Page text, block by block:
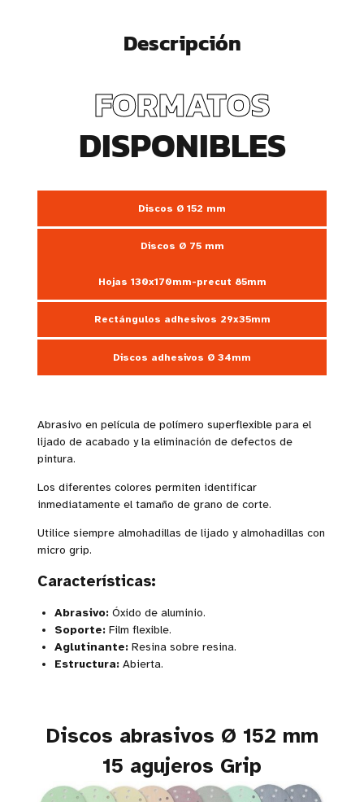
Descripción
FORMATOS
DISPONIBLES
Discos Ø 152 mm
Discos Ø 75 mm
Hojas 130x170mm-precut 85mm
Rectángulos adhesivos 29x35mm
Discos adhesivos Ø 34mm
Abrasivo en película de polímero superflexible para el
lijado de acabado y la eliminación de defectos de
pintura.
Los diferentes colores permiten identificar
inmediatamente el tamaño de grano de corte.
Utilice siempre almohadillas de lijado y almohadillas con
micro grip.
Características:
Abrasivo: Óxido de aluminio.
Soporte: Film flexible.
Aglutinante: Resina sobre resina.
Estructura: Abierta.
Discos abrasivos Ø 152 mm
15 agujeros Grip